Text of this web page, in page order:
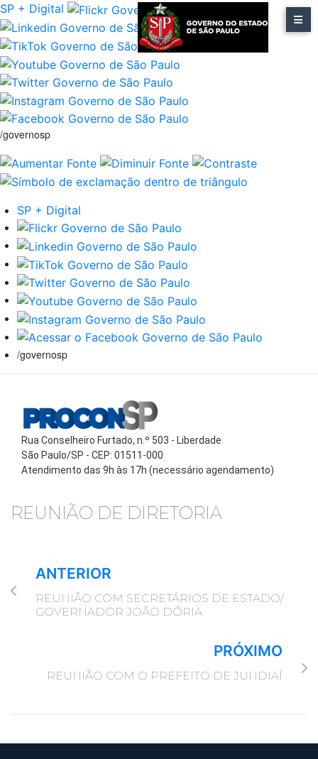
SP + Digital
/governosp
SP + Digital
/governosp
Rua Conselheiro Furtado, n.º 503 - Liberdade
São Paulo/SP - CEP: 01511-000
Atendimento das 9h às 17h (necessário agendamento)
REUNIÃO DE DIRETORIA
ANTERIOR
REUNIÃO COM SECRETÁRIOS DE ESTADO/
GOVERNADOR JOÃO DÓRIA
PRÓXIMO
REUNIÃO COM O PREFEITO DE JUNDIAÍ